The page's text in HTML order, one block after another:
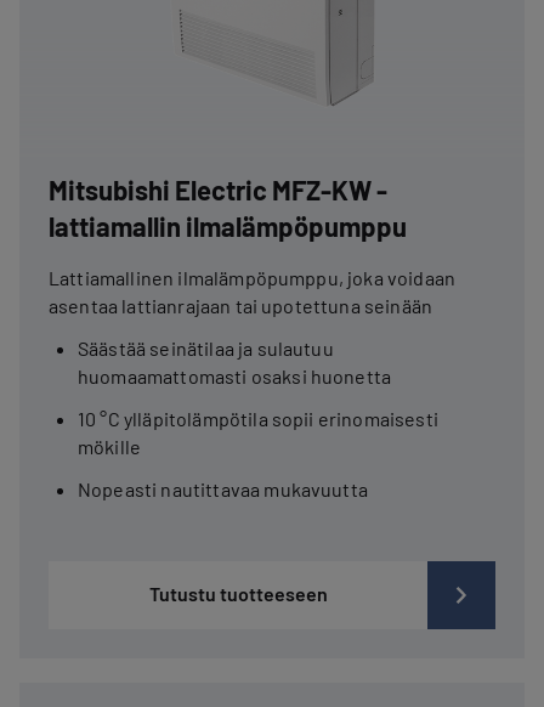
Mitsubishi Electric MFZ-KW -
lattiamallin ilmalämpöpumppu
Lattiamallinen ilmalämpöpumppu, joka voidaan
asentaa lattianrajaan tai upotettuna seinään
Säästää seinätilaa ja sulautuu
huomaamattomasti osaksi huonetta
10 °C ylläpitolämpötila sopii erinomaisesti
mökille
Nopeasti nautittavaa mukavuutta
Tutustu tuotteeseen